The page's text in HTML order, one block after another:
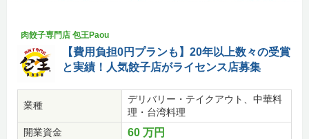
肉餃子専門店 包王Paou
【費用負担0円プランも】20年以上数々の受賞
と実績！人気餃子店がライセンス店募集
業種
デリバリー・テイクアウト、中華料
理・台湾料理
開業資金
60 万円